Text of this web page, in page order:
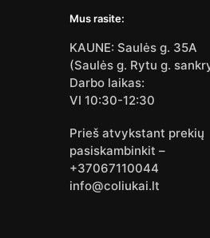
Mus rasite:
KAUNE: Saulės g. 35A
(Saulės g. Rytu g.
Darbo laikas:
VI 10:30-12:30
Prieš atvykstant prekių
pasiskambinkit –
+37067110044
info@coliukai.lt